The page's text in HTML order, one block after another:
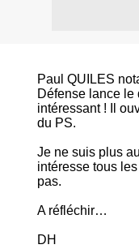
Paul QUILES
Défense lance le
intéressant ! Il
du PS.
Je ne suis plus
intéresse tous
pas.
A réfléchir…
DH